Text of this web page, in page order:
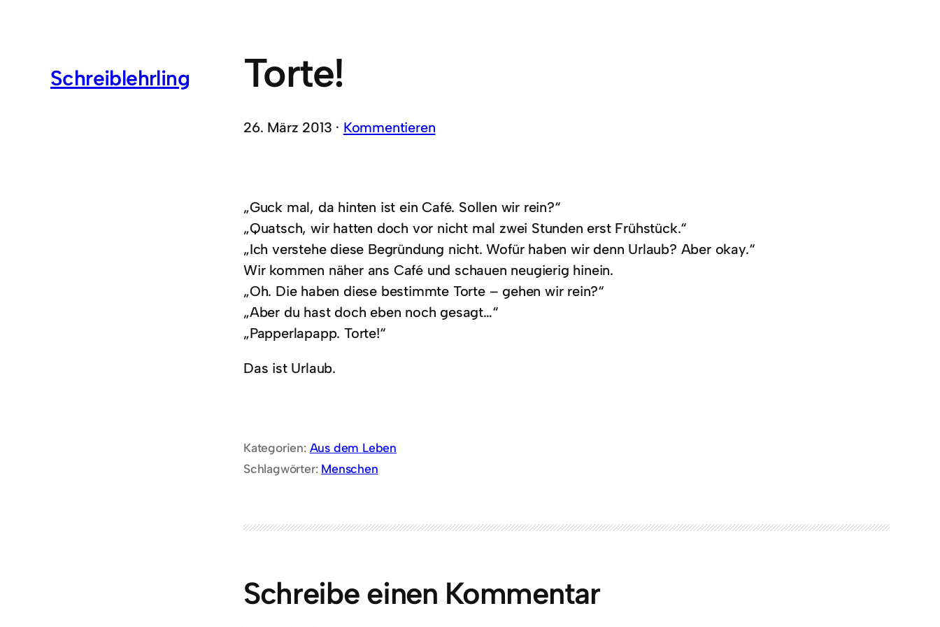
Schreiblehrling Torte!
26. März 2013 · Kommentieren
„Guck mal, da hinten ist ein Café. Sollen wir rein?“
„Quatsch, wir hatten doch vor nicht mal zwei Stunden erst Frühstück.“
„Ich verstehe diese Begründung nicht. Wofür haben wir denn Urlaub? Aber okay.“
Wir kommen näher ans Café und schauen neugierig hinein.
„Oh. Die haben diese bestimmte Torte – gehen wir rein?“
„Aber du hast doch eben noch gesagt…“
„Papperlapapp. Torte!“
Das ist Urlaub.
Kategorien: Aus dem Leben
Schlagwörter: Menschen
Schreibe einen Kommentar